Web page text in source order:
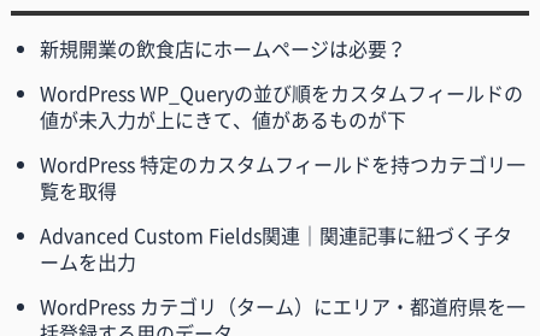
新規開業の飲食店にホームページは必要？
WordPress WP_Queryの並び順をカスタムフィールドの
値が未入力が上にきて、値があるものが下
WordPress 特定のカスタムフィールドを持つカテゴリ一
覧を取得
Advanced Custom Fields関連｜関連記事に紐づく子タ
ームを出力
WordPress カテゴリ（ターム）にエリア・都道府県を一